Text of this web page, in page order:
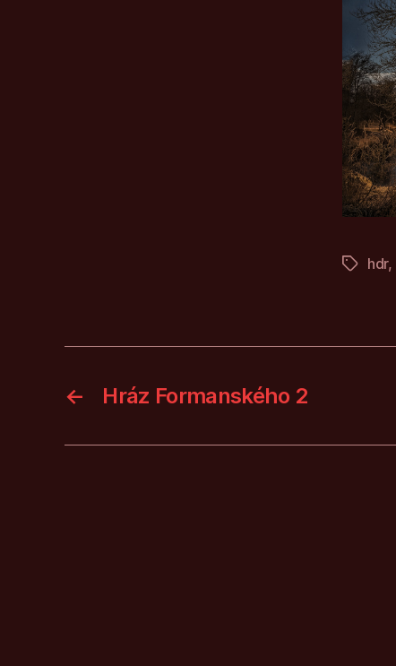
Štítkyhdr,
← Hráz Formanského 2